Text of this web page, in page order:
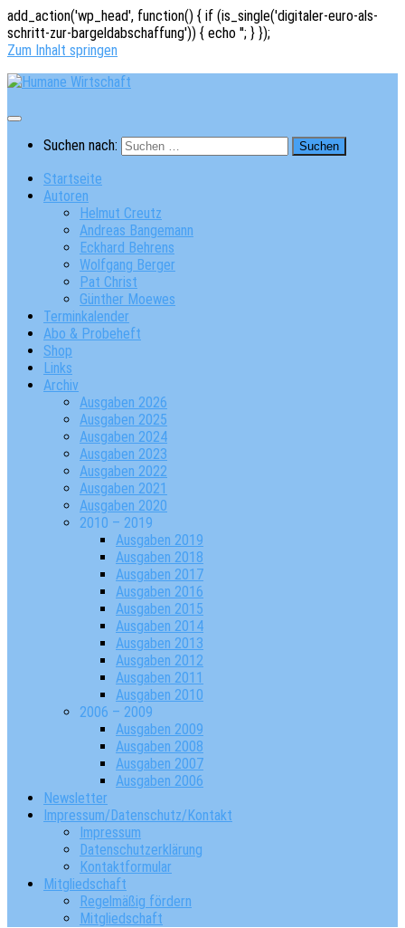
add_action('wp_head', function() { if (is_single('digitaler-euro-als-
schritt-zur-bargeldabschaffung')) { echo ''; } });
Zum Inhalt springen
Suchen nach:
Startseite
Autoren
Helmut Creutz
Andreas Bangemann
Eckhard Behrens
Wolfgang Berger
Pat Christ
Günther Moewes
Terminkalender
Abo & Probeheft
Shop
Links
Archiv
Ausgaben 2026
Ausgaben 2025
Ausgaben 2024
Ausgaben 2023
Ausgaben 2022
Ausgaben 2021
Ausgaben 2020
2010 – 2019
Ausgaben 2019
Ausgaben 2018
Ausgaben 2017
Ausgaben 2016
Ausgaben 2015
Ausgaben 2014
Ausgaben 2013
Ausgaben 2012
Ausgaben 2011
Ausgaben 2010
2006 – 2009
Ausgaben 2009
Ausgaben 2008
Ausgaben 2007
Ausgaben 2006
Newsletter
Impressum/Datenschutz/Kontakt
Impressum
Datenschutzerklärung
Kontaktformular
Mitgliedschaft
Regelmäßig fördern
Mitgliedschaft